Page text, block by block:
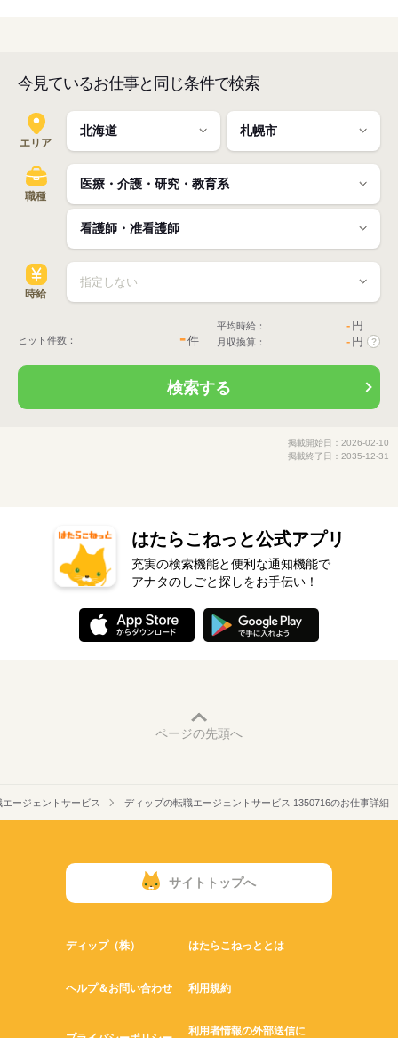
今見ているお仕事と同じ条件で検索
エリア
職種
時給
ヒット件数： -件
平均時給： - 円
月収換算： - 円 ?
検索する
掲載開始日：2026-02-10
掲載終了日：2035-12-31
はたらこねっと公式アプリ
充実の検索機能と便利な通知機能で
アナタのしごと探しをお手伝い！
ページの先頭へ
ージェントサービス ディップの転職エージェントサービス 1350716のお仕事詳細
サイトトップへ
ディップ（株） はたらこねっととは
ヘルプ＆お問い合わせ 利用規約
利用者情報の外部送信に